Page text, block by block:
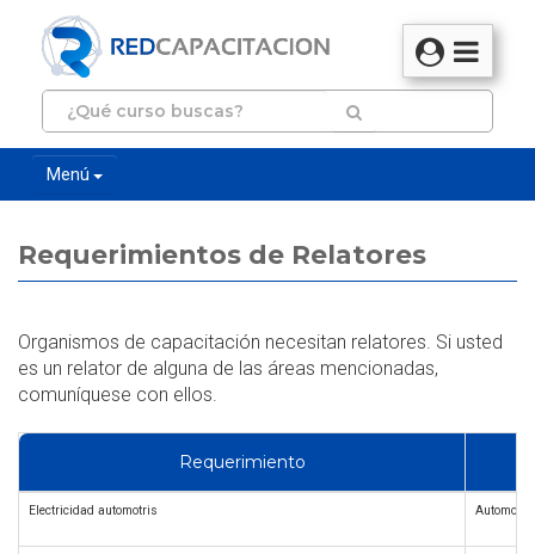
Menú
Requerimientos de Relatores
Organismos de capacitación necesitan relatores. Si usted
es un relator de alguna de las áreas mencionadas,
comuníquese con ellos.
Requerimiento
Electricidad automotris